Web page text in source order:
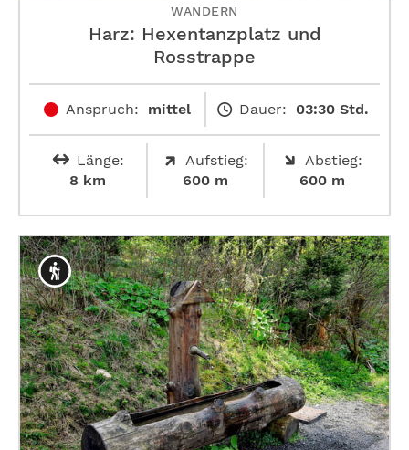
WANDERN
Harz: Hexentanzplatz und
Rosstrappe
Anspruch: mittel Dauer: 03:30 Std.
Länge:
8 km
Aufstieg:
600 m
Abstieg:
600 m